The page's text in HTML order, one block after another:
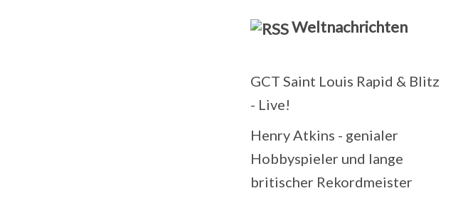
Weltnachrichten
GCT Saint Louis Rapid & Blitz
- Live!
Henry Atkins - genialer
Hobbyspieler und lange
britischer Rekordmeister